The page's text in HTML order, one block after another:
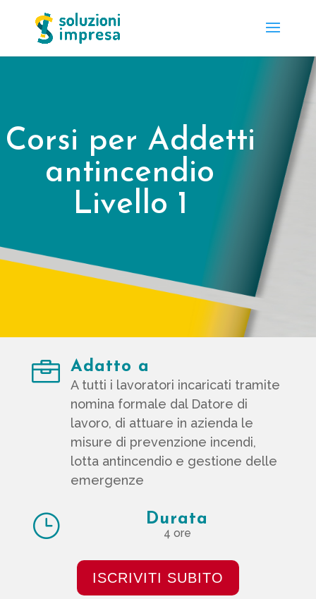
Corsi per Addetti
antincendio
Livello 1
 Adatto a
A tutti i lavoratori incaricati tramite
nomina formale dal Datore di
lavoro, di attuare in azienda le
misure di prevenzione incendi,
lotta antincendio e gestione delle
emergenze
} Durata
4 ore
ISCRIVITI SUBITO